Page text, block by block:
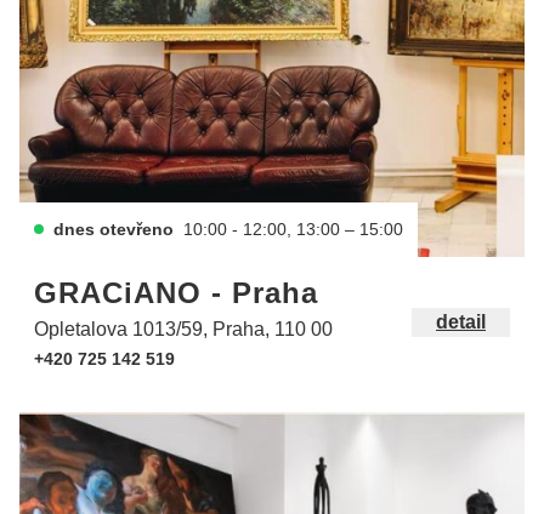
dnes otevřeno 10:00 - 12:00, 13:00 – 15:00
GRACiANO - Praha
Opletalova 1013/59, Praha, 110 00
+420 725 142 519
detail